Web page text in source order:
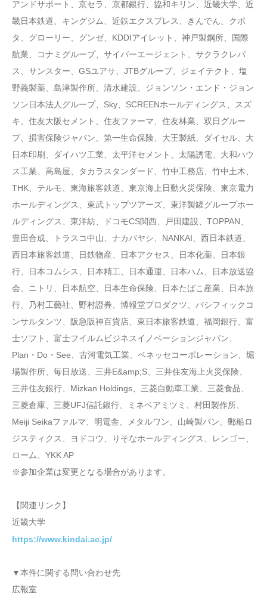
アンドサポート、京セラ、京都銀行、協和キリン、近畿大学、近
畿日本鉄道、キングジム、近鉄エクスプレス、きんでん、クボ
タ、グローリー、グンゼ、KDDIアイレット、神戸製鋼所、国際
航業、コナミグループ、サイバーエージェント、サクラクレパ
ス、サンスター、GSユアサ、JTBグループ、ジェイテクト、塩
野義製薬、島津製作所、清水建設、ジョンソン・エンド・ジョン
ソン日本法人グループ、Sky、SCREENホールディングス、スズ
キ、住友大阪セメント、住友ファーマ、住友林業、双日グルー
プ、損害保険ジャパン、第一生命保険、大王製紙、ダイセル、大
日本印刷、ダイハツ工業、太平洋セメント、太陽誘電、大和ハウ
ス工業、高島屋、タカラスタンダード、竹中工務店、竹中土木、
THK、テルモ、東海旅客鉄道、東京海上日動火災保険、東京電力
ホールディングス、東武トップツアーズ、東洋製罐グループホー
ルディングス、東洋紡、ドコモCS関西、戸田建設、TOPPAN、
豊田合成、トラスコ中山、ナカバヤシ、NANKAI、西日本鉄道、
西日本旅客鉄道、日鉄物産、日本アクセス、日本化薬、日本銀
行、日本コムシス、日本精工、日本通運、日本ハム、日本放送協
会、ニトリ、日本航空、日本生命保険、日本たばこ産業、日本旅
行、乃村工藝社、野村證券、博報堂プロダクツ、パシフィックコ
ンサルタンツ、阪急阪神百貨店、東日本旅客鉄道、福岡銀行、富
士ソフト、富士フイルムビジネスイノベーションジャパン、
Plan・Do・See、古河電気工業、ベネッセコーポレーション、堀
場製作所、毎日放送、三井E&amp;S、三井住友海上火災保険、
三井住友銀行、Mizkan Holdings、三菱自動車工業、三菱食品、
三菱倉庫、三菱UFJ信託銀行、ミネベアミツミ、村田製作所、
Meiji Seikaファルマ、明電舎、メタルワン、山崎製パン、郵船ロ
ジスティクス、ヨドコウ、りそなホールディングス、レンゴー、
ローム、YKK AP
※参加企業は変更となる場合があります。
【関連リンク】
近畿大学
https://www.kindai.ac.jp/
▼本件に関する問い合わせ先
広報室